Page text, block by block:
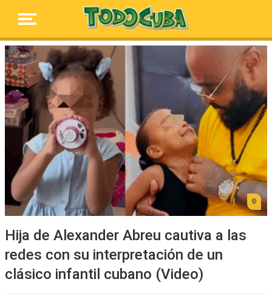
Hija de Alexander Abreu cautiva a las
redes con su interpretación de un
clásico infantil cubano (Video)